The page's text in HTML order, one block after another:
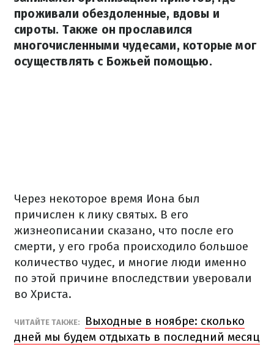
проживали обездоленные, вдовы и
сироты. Также он прославился
многочисленными чудесами, которые мог
осуществлять с Божьей помощью.
Через некоторое время Иона был
причислен к лику святых. В его
жизнеописании сказано, что после его
смерти, у его гроба происходило большое
количество чудес, и многие люди именно
по этой причине впоследствии уверовали
во Христа.
ЧИТАЙТЕ ТАКЖЕ:
Выходные в ноябре: сколько
дней мы будем отдыхать в последний месяц